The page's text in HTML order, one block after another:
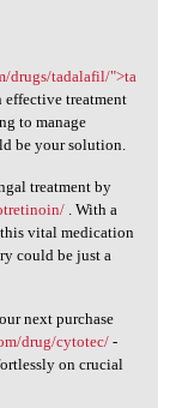
drugs/tadalafil/">ta
effective treatment
to manage
be your solution.
treatment by
. With a
vital medication
could be just a
next purchase
drug/cytotec/-
on crucial